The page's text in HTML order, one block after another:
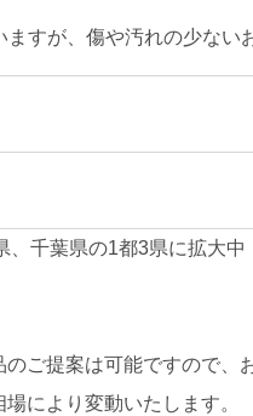
すが、傷や汚れの少ない
千葉県の1都3県に拡大中
ご提案は可能ですので、
により変動いたします。